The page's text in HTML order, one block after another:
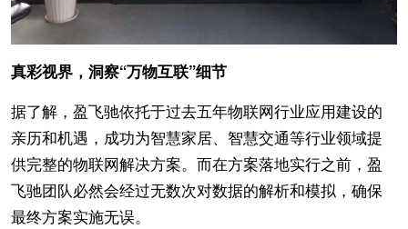
真彩视界，洞察“万物互联”细节
据了解，盈飞驰依托于过去五年物联网行业应用建设的
亲历和机遇，成功为智慧家居、智慧交通等行业领域提
供完整的物联网解决方案。而在方案落地实行之前，盈
飞驰团队必然会经过无数次对数据的解析和模拟，确保
最终方案实施无误。